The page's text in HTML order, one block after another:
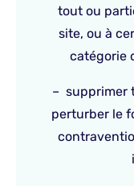
tout ou
site, ou à
catégorie
– supprimer
perturber le